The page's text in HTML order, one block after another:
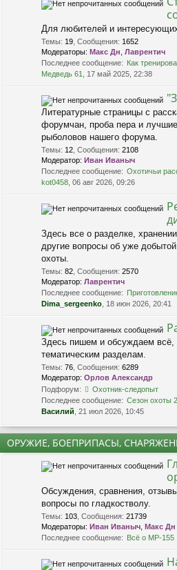
Для любителей и
Темы: 19 Сообщения: 1652
Модераторы: Макс Дн Лаврентич
Последнее сообщение: Как
Медведь 61
, 17 май 2025, 22:38
Литературные страницы с
форумчан, проба пера и
рыболовов нашего форума.
Темы: 12 Сообщения: 2108
Модератор: Иван Иваныч
Последнее сообщение: Охотичьи
kot0458 , 06 авг 2026, 09:26
Здесь все о разделке,
другие вопросы об уже
охоты.
Темы: 82 Сообщения: 2570
Модератор: Лаврентич
Последнее сообщение:
Dima_sergeenko , 18 июн 2026, 20:41
Здесь пишем и обсуждаем всё,
тематическим разделам.
Темы: 76 Сообщения: 6289
Модератор: Орлов Александр
Подфорум:
Охотник-следопыт
Последнее сообщение: Сезон охоты
Василий , 21 июл 2026, 10:45
ОРУЖИЕ, БОЕПРИПАСЫ,
Обсуждения, сравнения,
вопросы по гладкостволу.
Темы: 103 Сообщения: 21739
Модераторы: Иван Иваныч Макс Дн
Последнее сообщение: Всё о МР-155